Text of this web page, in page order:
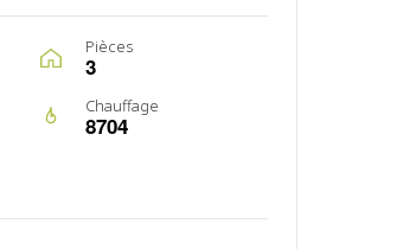
Pièces
3
Chauffage
8704